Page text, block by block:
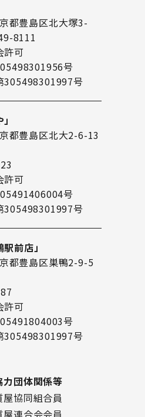
都豊島区北大塚3-
8111
許可
号
305498301997号
都豊島区北大2-6-13
許可
号
305498301997号
前店」
都豊島区巣鴨2-9-5
許可
号
305498301997号
力団体関係等
屋協同組合員
屋連合会会員